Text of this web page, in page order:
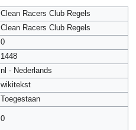
Clean Racers Club Regels
Clean Racers Club Regels
0
1448
nl - Nederlands
wikitekst
Toegestaan
0